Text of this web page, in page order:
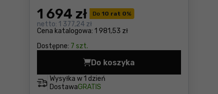
Do 10 rat 0%
Cena katalogowa: 1 981,53 zł
1 694 zł
netto: 1 377,24 zł
Dostępne: 7 szt.
Wysyłka w 1 dzień
DostawaGRATIS
Do koszyka